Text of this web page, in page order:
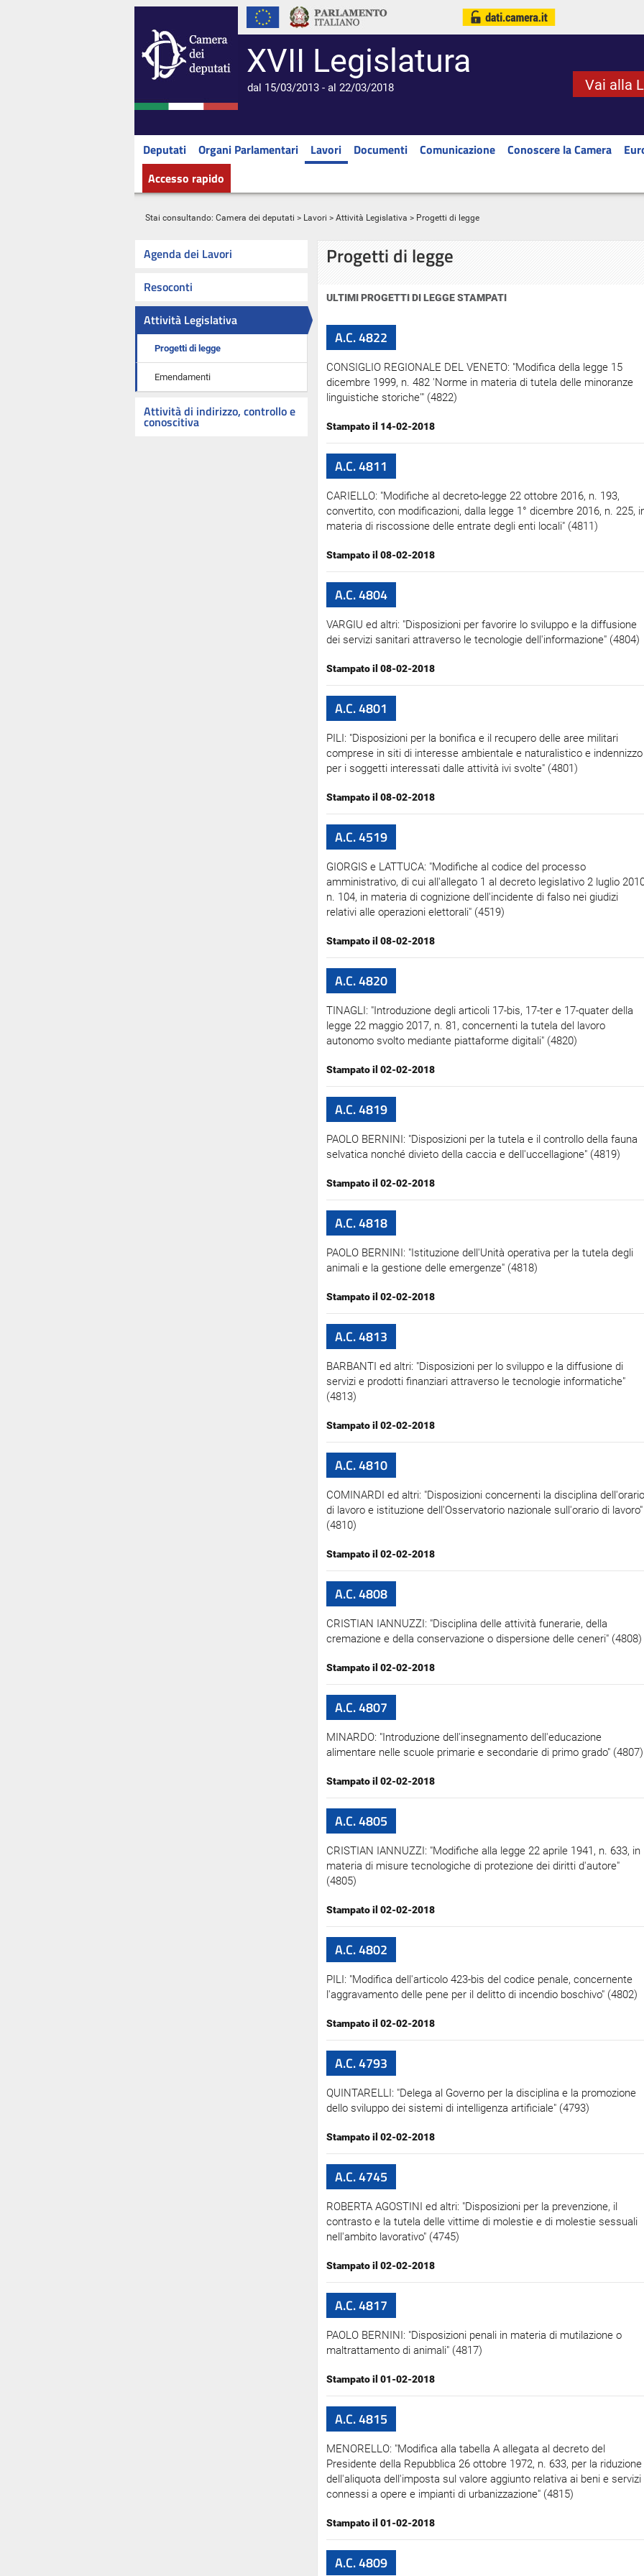
XVII Legislatura
dal 15/03/2013 - al 22/03/2018 Vai alla
Deputati Organi Parlamentari Lavori Documenti Comunicazione Conoscere la Camera
Accesso rapido
Stai consultando: Camera dei deputati > Lavori > Attività Legislativa > Progetti di legge
Agenda dei Lavori
Resoconti
Attività Legislativa
Progetti di legge
Emendamenti
Attività di indirizzo, controllo e
conoscitiva
Progetti di legge
ULTIMI PROGETTI DI LEGGE STAMPATI
A.C. 4822
CONSIGLIO REGIONALE DEL VENETO: "Modifica della legge 15
dicembre 1999, n. 482 'Norme in materia di tutela delle minoranze
linguistiche storiche'" (4822)
Stampato il 14-02-2018
A.C. 4811
CARIELLO: "Modifiche al decreto-legge 22 ottobre 2016, n. 193,
convertito, con modificazioni, dalla legge 1° dicembre 2016, n. 225,
materia di riscossione delle entrate degli enti locali" (4811)
Stampato il 08-02-2018
A.C. 4804
VARGIU ed altri: "Disposizioni per favorire lo sviluppo e la diffusione
dei servizi sanitari attraverso le tecnologie dell'informazione" (4804)
Stampato il 08-02-2018
A.C. 4801
PILI: "Disposizioni per la bonifica e il recupero delle aree militari
comprese in siti di interesse ambientale e naturalistico e indennizzo
per i soggetti interessati dalle attività ivi svolte" (4801)
Stampato il 08-02-2018
A.C. 4519
GIORGIS e LATTUCA: "Modifiche al codice del processo
amministrativo, di cui all'allegato 1 al decreto legislativo 2 luglio
n. 104, in materia di cognizione dell'incidente di falso nei giudizi
relativi alle operazioni elettorali" (4519)
Stampato il 08-02-2018
A.C. 4820
TINAGLI: "Introduzione degli articoli 17-bis, 17-ter e 17-quater della
legge 22 maggio 2017, n. 81, concernenti la tutela del lavoro
autonomo svolto mediante piattaforme digitali" (4820)
Stampato il 02-02-2018
A.C. 4819
PAOLO BERNINI: "Disposizioni per la tutela e il controllo della fauna
selvatica nonché divieto della caccia e dell'uccellagione" (4819)
Stampato il 02-02-2018
A.C. 4818
PAOLO BERNINI: "Istituzione dell'Unità operativa per la tutela degli
animali e la gestione delle emergenze" (4818)
Stampato il 02-02-2018
A.C. 4813
BARBANTI ed altri: "Disposizioni per lo sviluppo e la diffusione di
servizi e prodotti finanziari attraverso le tecnologie informatiche"
(4813)
Stampato il 02-02-2018
A.C. 4810
COMINARDI ed altri: "Disposizioni concernenti la disciplina dell'orario
di lavoro e istituzione dell'Osservatorio nazionale sull'orario di lavoro"
(4810)
Stampato il 02-02-2018
A.C. 4808
CRISTIAN IANNUZZI: "Disciplina delle attività funerarie, della
cremazione e della conservazione o dispersione delle ceneri" (4808)
Stampato il 02-02-2018
A.C. 4807
MINARDO: "Introduzione dell'insegnamento dell'educazione
alimentare nelle scuole primarie e secondarie di primo grado" (4807)
Stampato il 02-02-2018
A.C. 4805
CRISTIAN IANNUZZI: "Modifiche alla legge 22 aprile 1941, n. 633, in
materia di misure tecnologiche di protezione dei diritti d'autore"
(4805)
Stampato il 02-02-2018
A.C. 4802
PILI: "Modifica dell'articolo 423-bis del codice penale, concernente
l'aggravamento delle pene per il delitto di incendio boschivo" (4802)
Stampato il 02-02-2018
A.C. 4793
QUINTARELLI: "Delega al Governo per la disciplina e la promozione
dello sviluppo dei sistemi di intelligenza artificiale" (4793)
Stampato il 02-02-2018
A.C. 4745
ROBERTA AGOSTINI ed altri: "Disposizioni per la prevenzione, il
contrasto e la tutela delle vittime di molestie e di molestie sessuali
nell'ambito lavorativo" (4745)
Stampato il 02-02-2018
A.C. 4817
PAOLO BERNINI: "Disposizioni penali in materia di mutilazione o
maltrattamento di animali" (4817)
Stampato il 01-02-2018
A.C. 4815
MENORELLO: "Modifica alla tabella A allegata al decreto del
Presidente della Repubblica 26 ottobre 1972, n. 633, per la riduzione
dell'aliquota dell'imposta sul valore aggiunto relativa ai beni e servizi
connessi a opere e impianti di urbanizzazione" (4815)
Stampato il 01-02-2018
A.C. 4809